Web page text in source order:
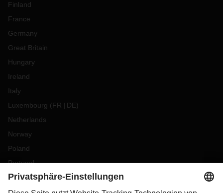
Finland
France
Germany
Great Britain
Hungary
Ireland
Italy
Luxembourg (FR DE)
Netherlands
Norway
Poland
Portugal
Romania